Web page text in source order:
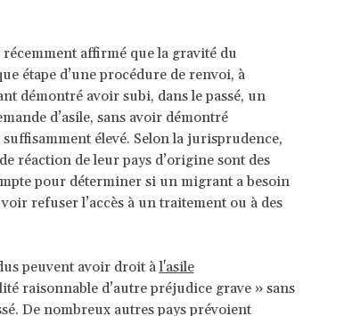
affirmé que la gravité du
étape d’une procédure de renvoi, à
démontré avoir subi, dans le passé, un
d’asile, sans avoir démontré
élevé. Selon la jurisprudence,
réaction de leur pays d’origine sont des
pour déterminer si un migrant a besoin
refuser l’accès à un traitement ou à des
peuvent avoir droit àl'asile
raisonnable d’autre préjudice grave » sans
De nombreux autres pays prévoient